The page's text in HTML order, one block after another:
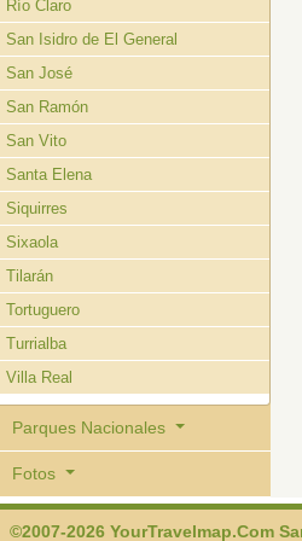
Río Claro
San Isidro de El General
San José
San Ramón
San Vito
Santa Elena
Siquirres
Sixaola
Tilarán
Tortuguero
Turrialba
Villa Real
Parques Nacionales
Fotos
©2007-2026 YourTravelmap.Com